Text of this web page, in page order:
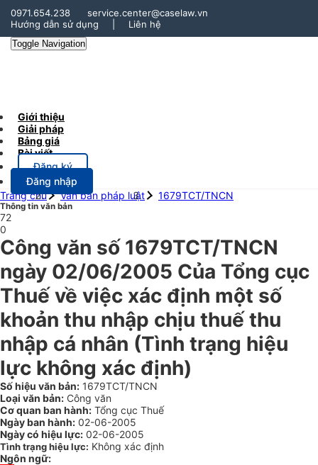
0971.654.238
service.center@caselaw.vn
Hướng dẫn sử dụng
Liên hệ
Toggle Navigation
Giới thiệu
Giải pháp
Bảng giá
Bài viết
Đăng ký
Đăng nhập
Trang chủ
Văn bản pháp luật 1679TCT/TNCN
Thông tin văn bản
72
0
Công văn số 1679TCT/TNCN
ngày 02/06/2005 Của Tổng cục
Thuế về việc xác định một số
khoản thu nhập chịu thuế thu
nhập cá nhân (Tình trạng hiệu
lực không xác định)
Số hiệu văn bản: 1679TCT/TNCN
Loại văn bản: Công văn
Cơ quan ban hành: Tổng cục Thuế
Ngày ban hành: 02-06-2005
Ngày có hiệu lực: 02-06-2005
Tình trạng hiệu lực: Không xác định
Ngôn ngữ: